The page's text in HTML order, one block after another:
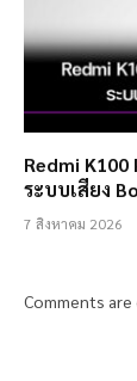
Redmi K100
ระบบเสียง
7 สิงหาคม 2026
Comments are